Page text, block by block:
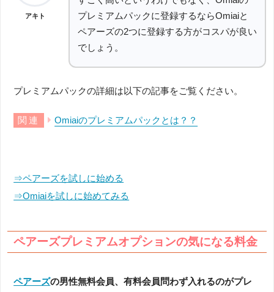
アキト
プレミアムパックに登録するならOmiaiと
ペアーズの2つに登録する方がコスパが良い
でしょう。
プレミアムパックの詳細は以下の記事をご覧ください。
Omiaiのプレミアムパックとは？？
⇒ペアーズを試しに始める
⇒Omiaiを試しに始めてみる
ペアーズプレミアムオプションの気になる料金
ペアーズの男性無料会員、有料会員問わず入れるのがプレ